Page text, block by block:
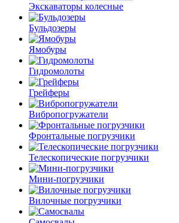
Экскаваторы колесные
Бульдозеры
Ямобуры
Гидромолоты
Грейферы
Вибро­погружатели
Фронтальные погрузчики
Телескопические погрузчики
Мини-погрузчики
Вилочные погрузчики